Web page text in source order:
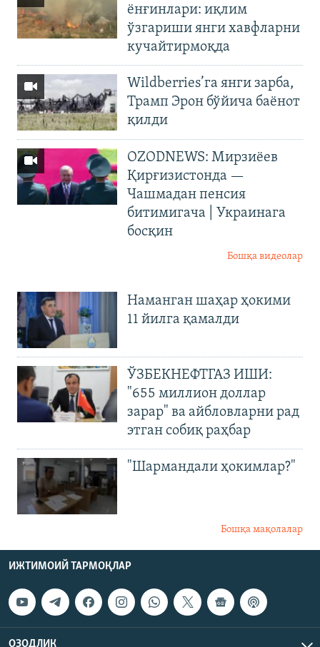
ёнғинлари: иқлим
ўзгариши янги хавфларни
кучайтирмоқда
Wildberries’га янги зарба,
Трамп Эрон бўйича баёнот
қилди
OZODNEWS: Мирзиёев
Қирғизистонда —
Чашмадан пенсия
битимигача | Украинага
босқин
Бошқа видеолар
Наманган шаҳар ҳокими
11 йилга қамалди
ЎЗБЕКНЕФТГАЗ ИШИ:
"655 миллион доллар
зарар" ва айбловларни рад
этган собиқ раҳбар
"Шармандали ҳокимлар?"
Бошқа мақолалар
ИЖТИМОИЙ ТАРМОҚЛАР
ОЗОДЛИК